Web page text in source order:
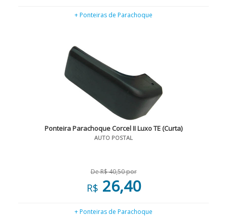
+ Ponteiras de Parachoque
Ponteira Parachoque Corcel II Luxo TE (Curta)
AUTO POSTAL
De R$ 40,50 por
R$ 26,40
+ Ponteiras de Parachoque